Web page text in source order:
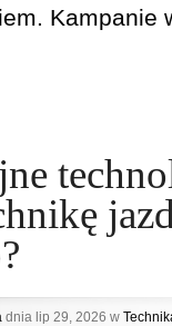
Kampanie
dnia lip 29, 2026 w